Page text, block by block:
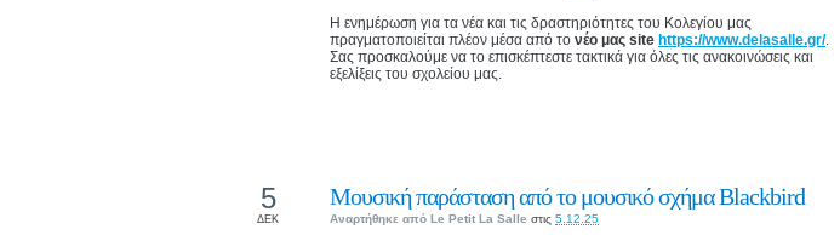
Η ενημέρωση για τα νέα και τις δραστηριότητες του Κολεγίου μας
πραγματοποιείται πλέον μέσα από το νέο μας site https://www.delasalle.gr/.
Σας προσκαλούμε να το επισκέπτεστε τακτικά για όλες τις ανακοινώσεις και
εξελίξεις του σχολείου μας.
Μουσική παράσταση από το μουσικό σχήμα Blackbird
Αναρτήθηκε από Le Petit La Salle στις 5.12.25
5
ΔΕΚ